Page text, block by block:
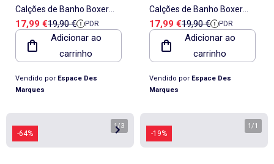
Calções de Banho Boxer
para Homem Azul Marinho
Sun Project 2411
Preço de venda
17,99 €Preço de referência
19,90 € PDR
Adicionar ao
carrinho
Vendido por Espace Des
Marques
Calções de Banho Boxer
para Homem Sun Project
1094 Preto/Azul
Preço de venda
17,99 €Preço de referência
19,90 € PDR
Adicionar ao
carrinho
Vendido por Espace Des
Marques
-64%
1/3
-19%
1 /1